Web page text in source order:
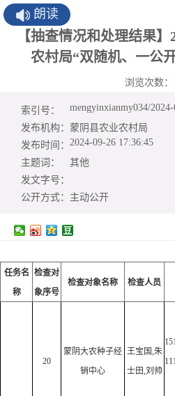
朗读
【抽查情况和处理结果
农村局“双随机、一公
浏览次数：
索引号：
mengyinxianmy034/
发布机构： 蒙阴县农业农村局
发布时间： 2024-09-26 17:36:45
主题词：
其他
发文字号：
公开方式： 主动公开
任务名
称
检查对
象序号
检查对象名称 检查人员
20
蒙阴大农种子经
销中心
王宝国,朱
士田,刘帅